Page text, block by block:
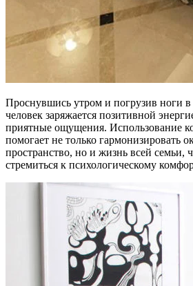
Проснувшись утром и погрузив ноги в
человек заряжается позитивной
приятные ощущения. Использование
помогает не только гармонизировать
пространство, но и жизнь всей семьи,
стремиться к психологическому